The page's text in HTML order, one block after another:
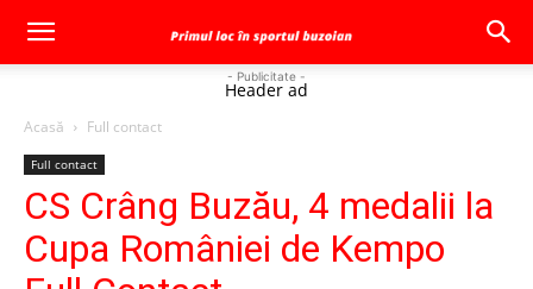
- Publicitate -
Header ad
Acasă Full contact
Full contact
CS Crâng Buzău, 4 medalii la
Cupa României de Kempo